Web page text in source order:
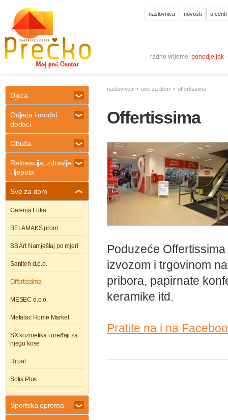
naslovnica novosti o
radno vrijeme: ponedjeljak
naslovnica sve za dom offertissima
Offertissima
Poduzeće
izvozom i trgovinom
pribora, papirnate
keramike itd.
Pratite na i na
Djeca
Odjeća i modni
dodaci
Obuća
Rekreacija, zdravlje
i ljepota
Sve za dom
Galerija Luka
BELAMAKS prom
BB Art Namještaj po mjeri
Saniteh d.o.o.
Offertissima
MESEC d.o.o.
Metalac Home Market
SX kozmetika i uređaji za
njegu kose
Ritual
Solis Plus
Sportska oprema